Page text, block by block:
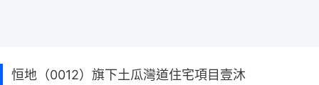
恒地（0012）旗下土瓜灣道住宅項目壹沐